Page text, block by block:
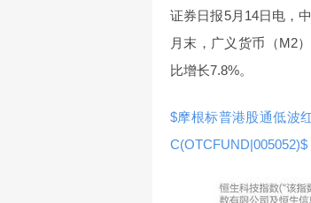
证券日报5月14日电，
月末，广义货币（M2
比增长7.8%。
$摩根标普港股通低波
C(OTCFUND|005052)$